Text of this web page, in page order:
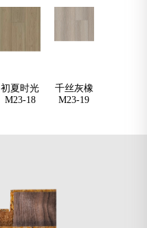
初夏时光
M23-18
千丝灰橡
M23-19